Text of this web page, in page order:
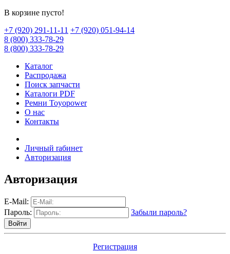
В корзине пусто!
‪+7 (920) 291-11-11 +7 (920) 051-94-14
8 (800) 333-78-29
8 (800) 333-78-29
Каталог
Распродажа
Поиск запчасти
Каталоги PDF
Ремни Toyopower
О нас
Контакты
Личный rабинет
Авторизация
Авторизация
E-Mail:
Пароль:
Забыли пароль?
Регистрация